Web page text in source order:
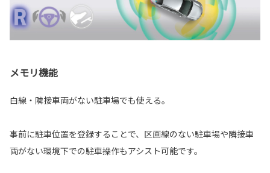
メモリ機能
白線・隣接車両がない駐車場でも使える。
事前に駐車位置を登録することで、区画線のない駐車場や隣接車
両がない環境下での駐車操作もアシスト可能です。